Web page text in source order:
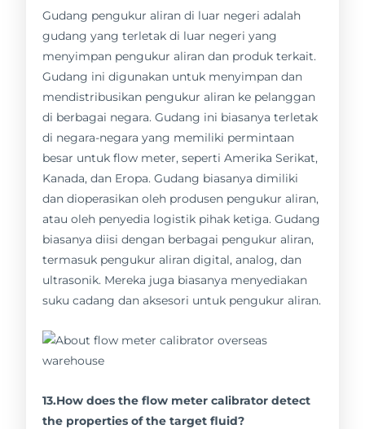
Gudang pengukur aliran di luar negeri adalah
gudang yang terletak di luar negeri yang
menyimpan pengukur aliran dan produk terkait.
Gudang ini digunakan untuk menyimpan dan
mendistribusikan pengukur aliran ke pelanggan
di berbagai negara. Gudang ini biasanya terletak
di negara-negara yang memiliki permintaan
besar untuk flow meter, seperti Amerika Serikat,
Kanada, dan Eropa. Gudang biasanya dimiliki
dan dioperasikan oleh produsen pengukur aliran,
atau oleh penyedia logistik pihak ketiga. Gudang
biasanya diisi dengan berbagai pengukur aliran,
termasuk pengukur aliran digital, analog, dan
ultrasonik. Mereka juga biasanya menyediakan
suku cadang dan aksesori untuk pengukur aliran.
13.How does the flow meter calibrator detect
the properties of the target fluid?